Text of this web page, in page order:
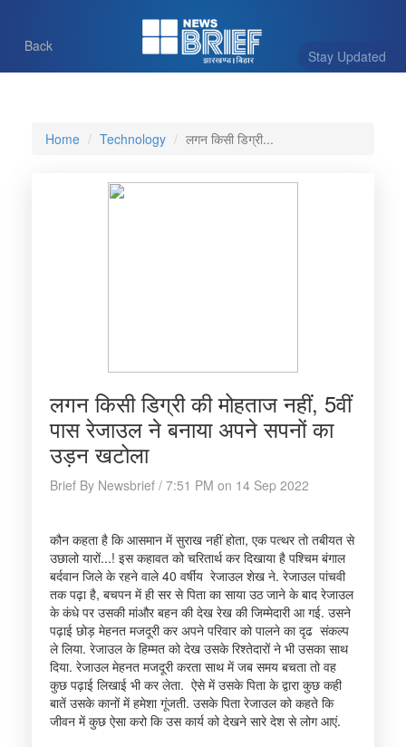
Stay Updated
Back
Home Technology लगन किसी डिग्री...
लगन किसी डिग्री की मोहताज नहीं, 5वीं
पास रेजाउल ने बनाया अपने सपनों का
उड़न खटोला
Brief By Newsbrief / 7:51 PM on 14 Sep 2022
कौन कहता है कि आसमान में सुराख नहीं होता, एक पत्थर तो तबीयत से
उछालो यारों...! इस कहावत को चरितार्थ कर दिखाया है पश्चिम बंगाल
बर्दवान जिले के रहने वाले 40 वर्षीय रेजाउल शेख ने. रेजाउल पांचवी
तक पढ़ा है, बचपन में ही सर से पिता का साया उठ जाने के बाद रेजाउल
के कंधे पर उसकी मांऔर बहन की देख रेख की जिम्मेदारी आ गई. उसने
पढ़ाई छोड़ मेहनत मजदूरी कर अपने परिवार को पालने का दृढ संकल्प
ले लिया. रेजाउल के हिम्मत को देख उसके रिश्तेदारों ने भी उसका साथ
दिया. रेजाउल मेहनत मजदूरी करता साथ में जब समय बचता तो वह
कुछ पढ़ाई लिखाई भी कर लेता. ऐसे में उसके पिता के द्वारा कुछ कही
बातें उसके कानों में हमेशा गूंजती. उसके पिता रेजाउल को कहते कि
जीवन में कुछ ऐसा करो कि उस कार्य को देखने सारे देश से लोग आएं.